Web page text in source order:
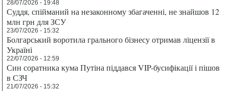
28/07/2026 - 19:48
Суддя, спійманий на незаконному збагаченні, не знайшов 12
млн грн для ЗСУ
23/07/2026 - 15:32
Болгарський воротила грального бізнесу отримав ліцензії в
Україні
22/07/2026 - 12:59
Син соратника кума Путіна піддався VIP-бусифікації і пішов
в СЗЧ
21/07/2026 - 15:32